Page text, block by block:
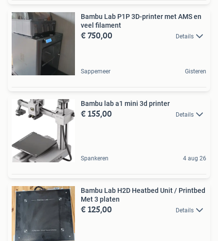
Bambu Lab P1P 3D-printer met AMS en
veel filament
€ 750,00 Details
Sappemeer Gisteren
Bambu lab a1 mini 3d printer
€ 155,00 Details
Spankeren 4 aug 26
Bambu Lab H2D Heatbed Unit / Printbed
Met 3 platen
€ 125,00 Details